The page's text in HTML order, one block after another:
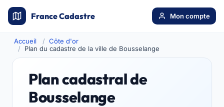
France Cadastre Mon compte
Accueil
Côte d'or
Plan du cadastre de la ville de Bousselange
Plan cadastral de
Bousselange